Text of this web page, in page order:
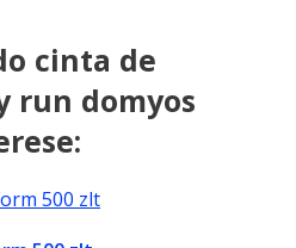
cinta de
run domyos